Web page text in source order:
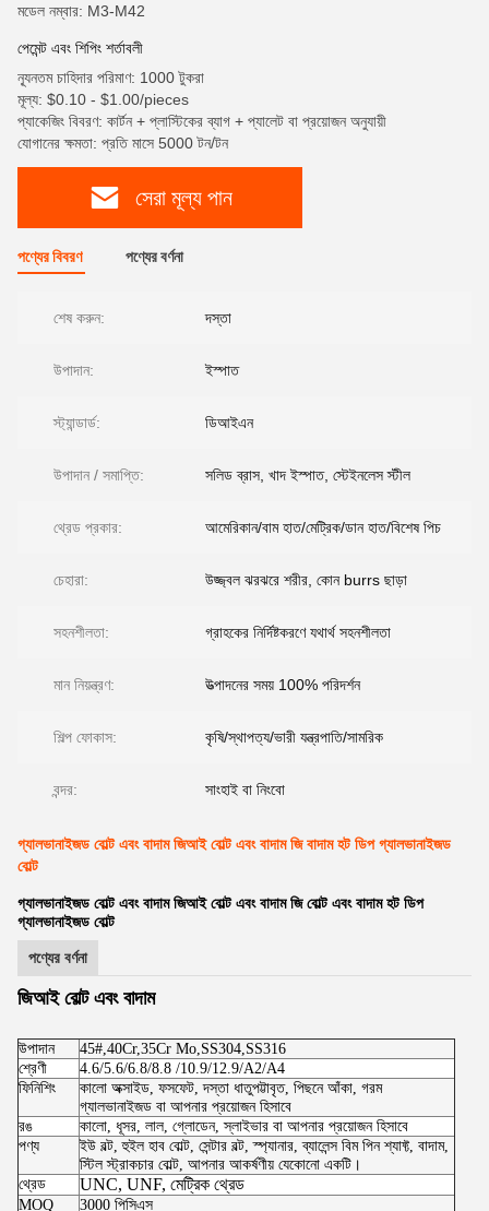
মডেল নম্বার: M3-M42
পেমেন্ট এবং শিপিং শর্তাবলী
ন্যূনতম চাহিদার পরিমাণ: 1000 টুকরা
মূল্য: $0.10 - $1.00/pieces
প্যাকেজিং বিবরণ: কার্টন + প্লাস্টিকের ব্যাগ + প্যালেট বা প্রয়োজন অনুযায়ী
যোগানের ক্ষমতা: প্রতি মাসে 5000 টন/টন
সেরা মূল্য পান
পণ্যের বিবরণ পণ্যের বর্ণনা
শেষ করুন: দস্তা
উপাদান: ইস্পাত
স্ট্যান্ডার্ড: ডিআইএন
উপাদান / সমাপ্তি: সলিড ব্রাস, খাদ ইস্পাত, স্টেইনলেস স্টীল
থ্রেড প্রকার: আমেরিকান/বাম হাত/মেট্রিক/ডান হাত/বিশেষ পিচ
চেহারা: উজ্জ্বল ঝরঝরে শরীর, কোন burrs ছাড়া
সহনশীলতা: গ্রাহকের নির্দিষ্টকরণে যথার্থ সহনশীলতা
মান নিয়ন্ত্রণ: উত্পাদনের সময় 100% পরিদর্শন
শিল্প ফোকাস: কৃষি/স্থাপত্য/ভারী যন্ত্রপাতি/সামরিক
বন্দর: সাংহাই বা নিংবো
গ্যালভানাইজড বোল্ট এবং বাদাম জিআই বোল্ট এবং বাদাম জি বাদাম হট ডিপ গ্যালভানাইজড
বোল্ট
গ্যালভানাইজড বোল্ট এবং বাদাম জিআই বোল্ট এবং বাদাম জি বোল্ট এবং বাদাম হট ডিপ
গ্যালভানাইজড বোল্ট
পণ্যের বর্ণনা
জিআই বোল্ট এবং বাদাম
উপাদান
45#,40Cr,35Cr Mo,SS304,SS316
শ্রেণী
4.6/5.6/6.8/8.8 /10.9/12.9/A2/A4
ফিনিশিং
কালো অক্সাইড, ফসফেট, দস্তা ধাতুপট্টাবৃত, পিছনে আঁকা, গরম
গ্যালভানাইজড বা আপনার প্রয়োজন হিসাবে
রঙ
কালো, ধূসর, লাল, গ্লোডেন, স্লাইভার বা আপনার প্রয়োজন হিসাবে
পণ্য
ইউ বল্ট, হুইল হাব বোল্ট, সেন্টার বল্ট, স্প্যানার, ব্যালেন্স বিম পিন শ্যাফ্ট, বাদাম,
স্টিল স্ট্রাকচার বোল্ট, আপনার আকর্ষণীয় যেকোনো একটি।
থ্রেড
UNC, UNF, মেট্রিক থ্রেড
MOQ 3000 পিসিএস